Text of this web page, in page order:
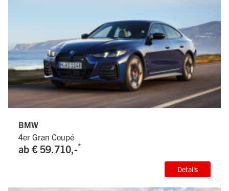
BMW
4er Gran Coupé
ab € 59.710,-*
Details